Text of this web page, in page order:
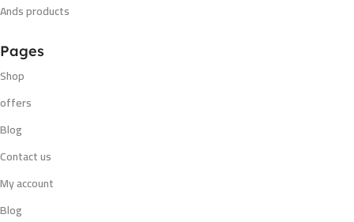
Ands products
Pages
Shop
offers
Blog
Contact us
My account
Blog